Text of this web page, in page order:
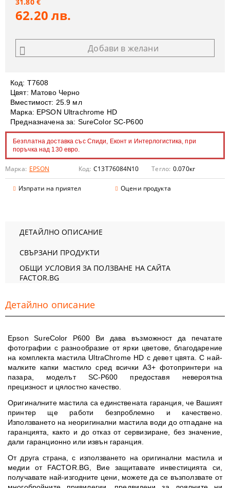
Код: T7608
Цвят: Матово Черно
Вместимост: 25.9 мл
Марка: EPSON Ultrachrome HD
Предназначена за: SureColor SC-P600
Безплатна доставка със Спиди, Еконт и Интерлогистика, при
поръчка над 130 евро.
Марка: EPSON Код: C13T76084N10 Тегло: 0.070кг
Изпрати на приятел Оцени продукта
62.20 лв.
Добави в желани
ДЕТАЙЛНО ОПИСАНИЕ
СВЪРЗАНИ ПРОДУКТИ
ОБЩИ УСЛОВИЯ ЗА ПОЛЗВАНЕ НА САЙТА
FACTOR.BG
Детайлно описание
Epson SureColor Р600 Ви дава възможност да печатате
фотографии с разнообразие от ярки цветове, благодарение
на комплекта мастила UltraChrome HD с девет цвята. С най-
малките капки мастило сред всички A3+ фотопринтери на
пазара, моделът SC-P600 предоставя невероятна
прецизност и цялостно качество.
Оригиналните мастила са единствената гаранция, че Вашият
принтер ще работи безпроблемно и качествено.
Използването на неоригинални мастила води до отпадане на
гаранцията, както и до отказ от сервизиране, без значение,
дали гаранционно или извън гаранция.
От друга страна, с използването на оригинални мастила и
медии от FACTOR.BG, Вие защитавате инвестицията си,
получавате най-изгодните цени, можете да се възползвате от